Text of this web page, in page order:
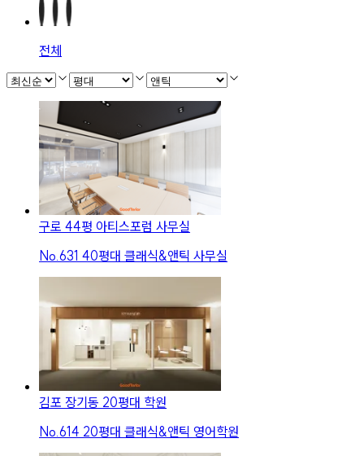
전체
구로 44평 아티스포럼 사무실
No. 631 40평대 클래식&앤틱 사무실
김포 장기동 20평대 학원
No. 614 20평대 클래식&앤틱 영어학원